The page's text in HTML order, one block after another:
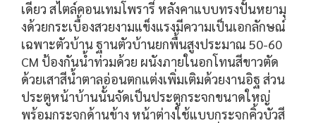
เดียว สไตล์คอนเทมโพรารี่ หลังคาแบบทรงปั้นหยามุ
งด้วยกระเบื้องสวยงามแข็งแรงมีความเป็นเอกลักษณ์
เฉพาะตัวบ้าน ฐานตัวบ้านยกพื้นสูงประมาณ 50-60
CM ป้องกันน้ำท่วมด้วย ผนังภายในอกโทนสีขาวตัด
ด้วยเสาสีน้ำตาลอ่อนตกแต่งเพิ่มเติมด้วยงานอิฐ ส่วน
ประตูหน้าบ้านนั้นจัดเป็นประตูกระจกขนาดใหญ่
พร้อมกระจกด้านข้าง หน้าต่างใช้แบบกระจกคิ้วบัวสี